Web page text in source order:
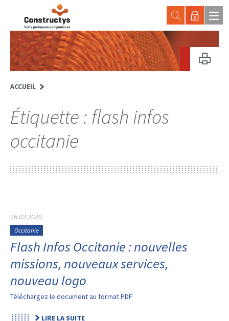
ACCUEIL
Étiquette : flash infos
occitanie
26.02.2020
Occitanie
Flash Infos Occitanie : nouvelles
missions, nouveaux services,
nouveau logo
Téléchargez le document au format PDF
LIRE LA SUITE